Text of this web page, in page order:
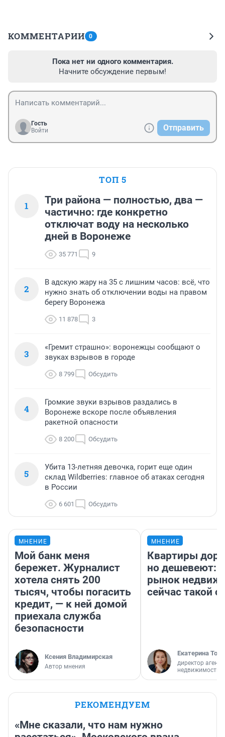
КОММЕНТАРИИ 0
Пока нет ни одного комментария.
Начните обсуждение первым!
Гость
Войти
Отправить
ТОП 5
1
Три района — полностью, два —
частично: где конкретно
отключат воду на несколько
дней в Воронеже
35 771 9
2
В адскую жару на 35 с лишним часов: всё, что
нужно знать об отключении воды на правом
берегу Воронежа
11 878 3
3
«Гремит страшно»: воронежцы сообщают о
звуках взрывов в городе
8 799 Обсудить
4
Громкие звуки взрывов раздались в
Воронеже вскоре после объявления
ракетной опасности
8 200 Обсудить
5
Убита 13-летняя девочка, горит еще один
склад Wildberries: главное об атаках сегодня
в России
6 601 Обсудить
МНЕНИЕ
Мой банк меня
бережет. Журналист
хотела снять 200
тысяч, чтобы погасить
кредит, — к ней домой
приехала служба
безопасности
Ксения Владимирская
Автор мнения
МНЕНИЕ
Квартиры
но дешевеют:
рынок
сейчас такой
Екатерина
директор
недвижимости
РЕКОМЕНДУЕМ
«Мне сказали, что нам нужно